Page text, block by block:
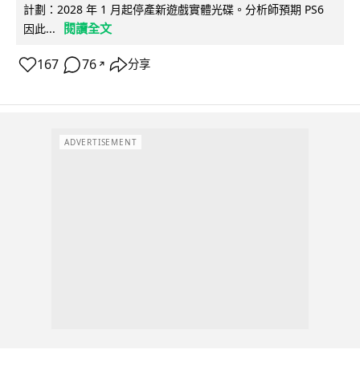
計劃：2028 年 1 月起停產新遊戲實體光碟。分析師預期 PS6
因此...
閱讀全文
167 76 ↗ 分享
ADVERTISEMENT